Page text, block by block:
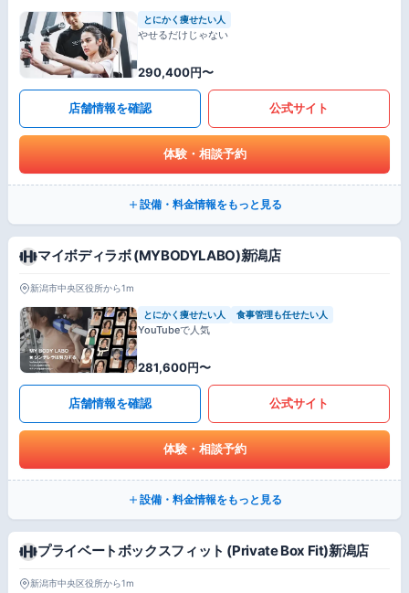
とにかく痩せたい人
やせるだけじゃない
290,400円〜
店舗情報を確認 公式サイト
体験・相談予約
設備・料金情報をもっと見る
マイボディラボ (MYBODYLABO)新潟店
新潟市中央区役所から1m
とにかく痩せたい人 食事管理も任せたい人
YouTubeで人気
281,600円〜
店舗情報を確認 公式サイト
体験・相談予約
設備・料金情報をもっと見る
プライベートボックスフィット (Private Box Fit)新潟店
新潟市中央区役所から1m